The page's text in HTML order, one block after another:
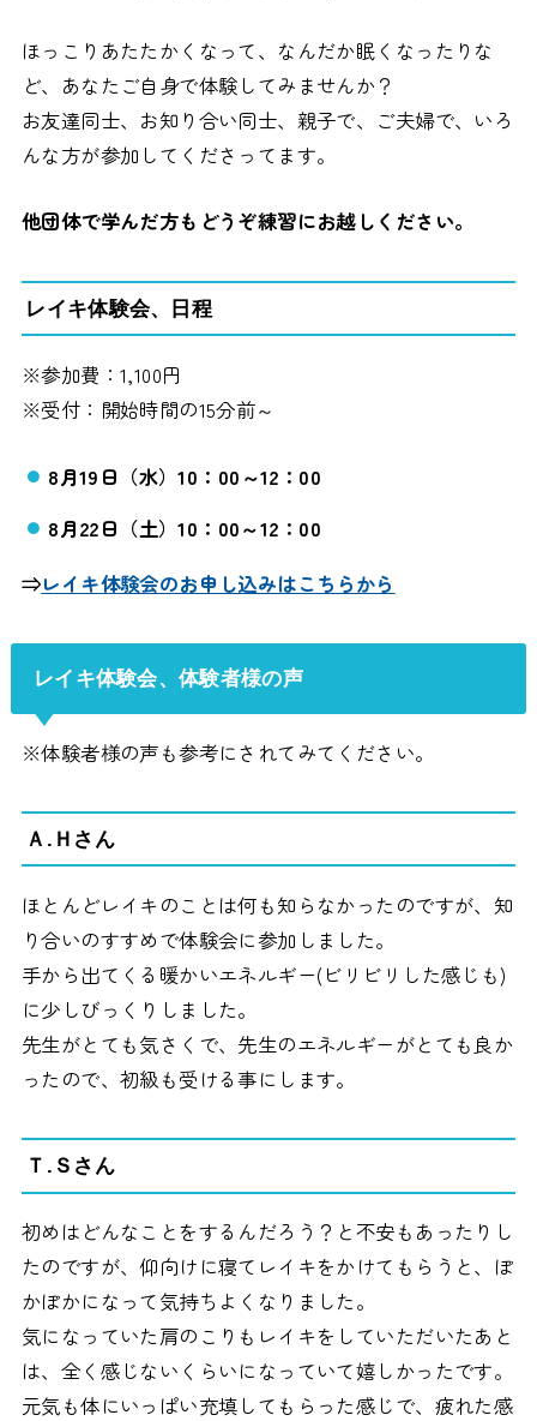
ほっこりあたたかくなって、なんだか眠くなったりな
ど、あなたご自身で体験してみませんか？
お友達同士、お知り合い同士、親子で、ご夫婦で、いろ
んな方が参加してくださってます。
他団体で学んだ方もどうぞ練習にお越しください。
レイキ体験会、日程
※参加費：1,100円
※受付：開始時間の15分前～
8月19 日（水）10：00～12：00
8月22日（土）10：00～12：00
⇒レイキ体験会のお申し込みはこちらから
レイキ体験会、体験者様の声
※体験者様の声も参考にされてみてください。
Ａ.Ｈさん
ほとんどレイキのことは何も知らなかったのですが、知
り合いのすすめで体験会に参加しました。
手から出てくる暖かいエネルギー(ビリビリした感じも)
に少しびっくりしました。
先生がとても気さくで、先生のエネルギーがとても良か
ったので、初級も受ける事にします。
Ｔ.Ｓさん
初めはどんなことをするんだろう？と不安もあったりし
たのですが、仰向けに寝てレイキをかけてもらうと、ぽ
かぽかになって気持ちよくなりました。
気になっていた肩のこりもレイキをしていただいたあと
は、全く感じないくらいになっていて嬉しかったです。
元気も体にいっぱい充填してもらった感じで、疲れた感